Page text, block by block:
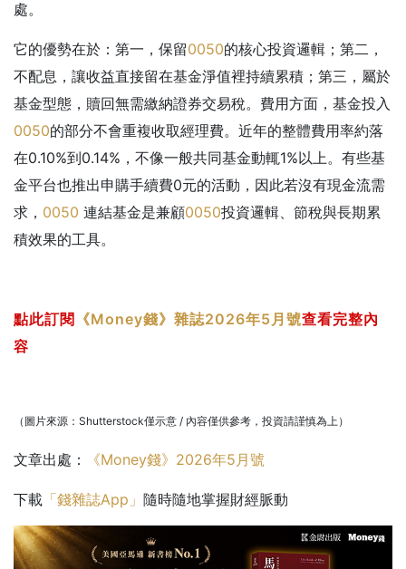
處。
它的優勢在於：第一，保留0050的核心投資邏輯；第二，
不配息，讓收益直接留在基金淨值裡持續累積；第三，屬於
基金型態，贖回無需繳納證券交易稅。費用方面，基金投入
0050的部分不會重複收取經理費。近年的整體費用率約落
在0.10%到0.14%，不像一般共同基金動輒1%以上。有些基
金平台也推出申購手續費0元的活動，因此若沒有現金流需
求， 0050 連結基金是兼顧0050投資邏輯、節稅與長期累
積效果的工具。
點此訂閱 《Money錢》雜誌2026年5月號查看完整內
容
（圖片來源：Shutterstock僅示意 / 內容僅供參考，投資請謹慎為上）
文章出處： 《Money錢》2026年5月號
下載 「錢雜誌App」 隨時隨地掌握財經脈動